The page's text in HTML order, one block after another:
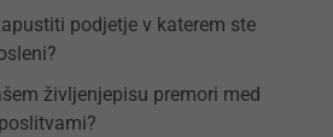
podjetje v katerem ste
življenjepisu premori med